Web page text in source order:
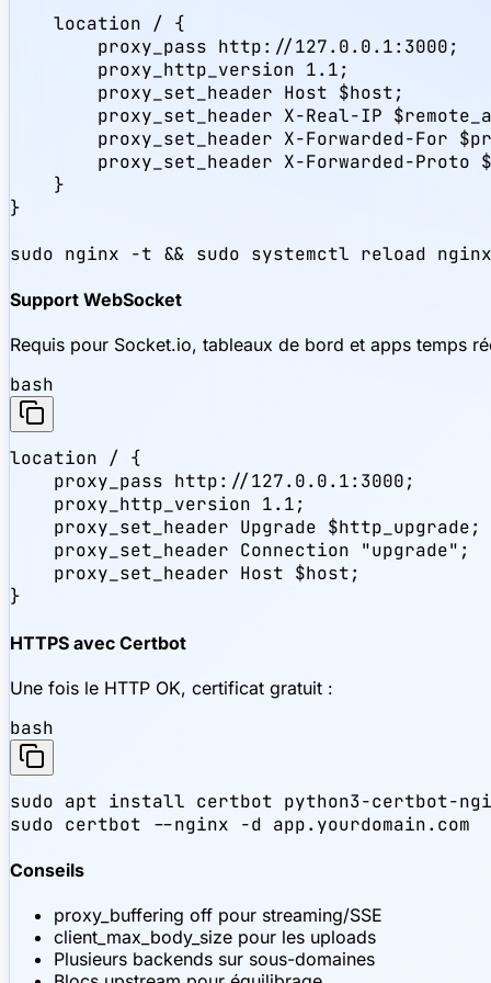
    location / {
        proxy_pass http://127.0.0.1:3000;
        proxy_http_version 1.1;
        proxy_set_header Host $host;
proxy_set_header X-Real-IP
proxy_set_header X-Forwarded-For
proxy_set_header X-Forwarded-Proto
    }
}
sudo nginx -t && sudo systemctl reload nginx
Support WebSocket
Requis pour Socket.io, tableaux de bord et apps temps
bash
location / {
    proxy_pass http://127.0.0.1:3000;
    proxy_http_version 1.1;
    proxy_set_header Upgrade $http_upgrade;
    proxy_set_header Connection "upgrade";
    proxy_set_header Host $host;
}
HTTPS avec Certbot
Une fois le HTTP OK, certificat gratuit :
bash
sudo apt install certbot python3-certbot-
sudo certbot --nginx -d app.yourdomain.com
Conseils
proxy_buffering off pour streaming/SSE
client_max_body_size pour les uploads
Plusieurs backends sur sous-domaines